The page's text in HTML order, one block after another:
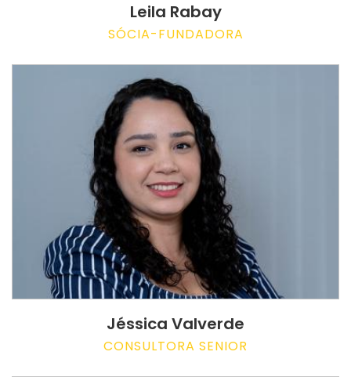
Leila Rabay
SÓCIA-FUNDADORA
Jéssica Valverde
CONSULTORA SENIOR